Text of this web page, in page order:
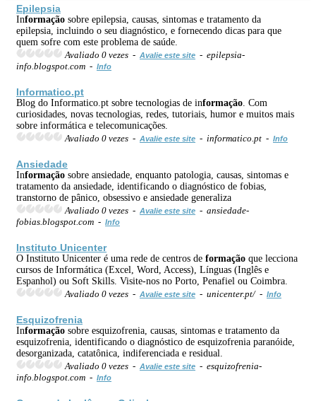
Epilepsia
Informação sobre epilepsia, causas, sintomas e tratamento da
epilepsia, incluindo o seu diagnóstico, e fornecendo dicas para que
quem sofre com este problema de saúde.
Avaliado 0 vezes - Avalie este site - epilepsia-
info.blogspot.com - Info
Informatico.pt
Blog do Informatico.pt sobre tecnologias de informação . Com
curiosidades, novas tecnologias, redes, tutoriais, humor e muitos mais
sobre informática e telecomunicações.
Avaliado 0 vezes - Avalie este site - informatico.pt - Info
Ansiedade
Informação sobre ansiedade, enquanto patologia, causas, sintomas e
tratamento da ansiedade, identificando o diagnóstico de fobias,
transtorno de pânico, obsessivo e ansiedade generaliza
Avaliado 0 vezes - Avalie este site - ansiedade-
fobias.blogspot.com - Info
Instituto Unicenter
O Instituto Unicenter é uma rede de centros de formação que lecciona
cursos de Informática (Excel, Word, Access), Línguas (Inglês e
Espanhol) ou Soft Skills. Visite-nos no Porto, Penafiel ou Coimbra.
Avaliado 0 vezes - Avalie este site - unicenter.pt/ - Info
Esquizofrenia
Informação sobre esquizofrenia, causas, sintomas e tratamento da
esquizofrenia, identificando o diagnóstico de esquizofrenia paranóide,
desorganizada, catatônica, indiferenciada e residual.
Avaliado 0 vezes - Avalie este site - esquizofrenia-
info.blogspot.com - Info